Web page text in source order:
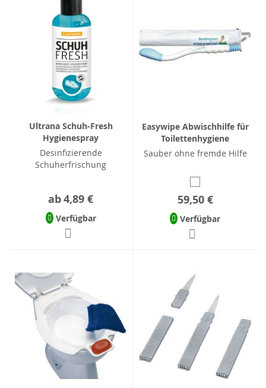
Ultrana Schuh-Fresh
Hygienespray
Desinfizierende
Schuherfrischung
ab4,89 €
Verfügbar
Easywipe Abwischhilfe für
Toilettenhygiene
Sauber ohne fremde Hilfe
59,50 €
Verfügbar